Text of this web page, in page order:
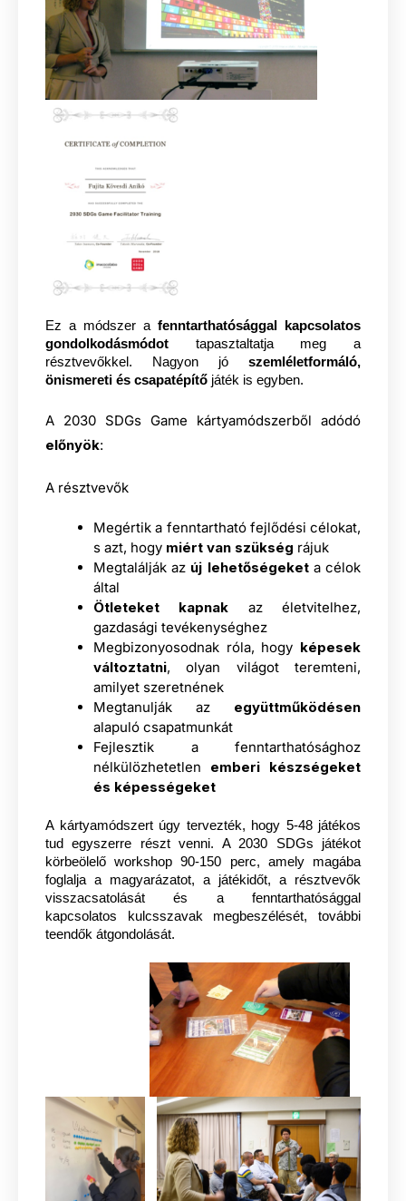
Ez a módszer a fenntarthatósággal kapcsolatos
gondolkodásmódot tapasztaltatja meg a
résztvevőkkel. Nagyon jó szemléletformáló,
önismereti és csapatépítő játék is egyben.
A 2030 SDGs Game kártyamódszerből adódó
előnyök:
A résztvevők
Megértik a fenntartható fejlődési célokat,
s azt, hogy miért van szükség rájuk
Megtalálják az új lehetőségeketa célok
által
Ötleteket kapnak az életvitelhez,
gazdasági tevékenységhez
Megbizonyosodnak róla, hogy képesek
változtatni, olyan világot teremteni,
amilyet szeretnének
Megtanulják az együttműködésen
alapuló csapatmunkát
Fejlesztik a fenntarthatósághoz
nélkülözhetetlen emberi készségeket
és képességeket
A kártyamódszert úgy tervezték, hogy 5-48 játékos
tud egyszerre részt venni. A 2030 SDGs játékot
körbeölelő workshop 90-150 perc, amely magába
foglalja a magyarázatot, a játékidőt, a résztvevők
visszacsatolását és a fenntarthatósággal
kapcsolatos kulcsszavak megbeszélését, további
teendők átgondolását.